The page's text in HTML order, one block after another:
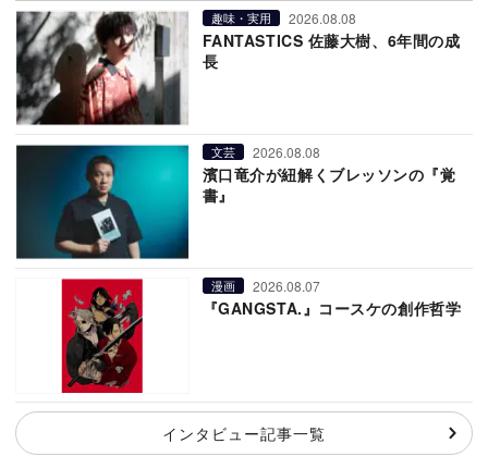
趣味・実用 2026.08.08
FANTASTICS 佐藤大樹、6年間の成
長
文芸 2026.08.08
濱口竜介が紐解くブレッソンの『覚
書』
漫画 2026.08.07
『GANGSTA.』コースケの創作哲学
インタビュー記事一覧